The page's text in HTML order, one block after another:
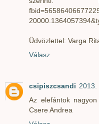
Üdvözlettel: Varga
Válasz
csipiszcsandi 2013.
Az elefántok
Csere Andrea